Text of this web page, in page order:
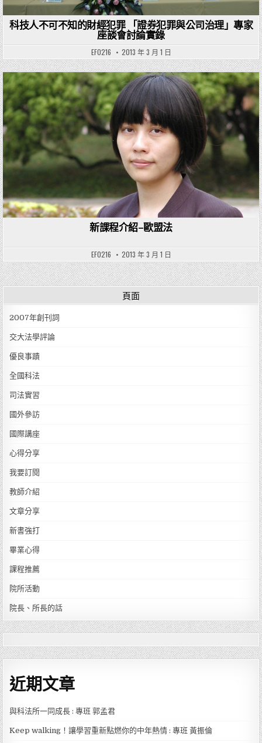
科技人不可不知的財經犯罪 「證券犯罪與公司治理」專家
座談會討論實錄
EF0216 2013 年 3 月 1 日
Posted in
新課程介紹–歐盟法
EF0216 2013 年 3 月 1 日
頁面
2007年創刊詞
交大法學評論
優良事蹟
全國科法
司法實習
國外參訪
國際講座
心得分享
我要訂閱
教師介紹
文章分享
新書強打
畢業心得
課程推薦
院所活動
院長、所長的話
近期文章
與科法所一同成長 : 專班 郭孟君
Keep walking！讓學習重新點燃你的中年熱情 : 專班 黃振倫